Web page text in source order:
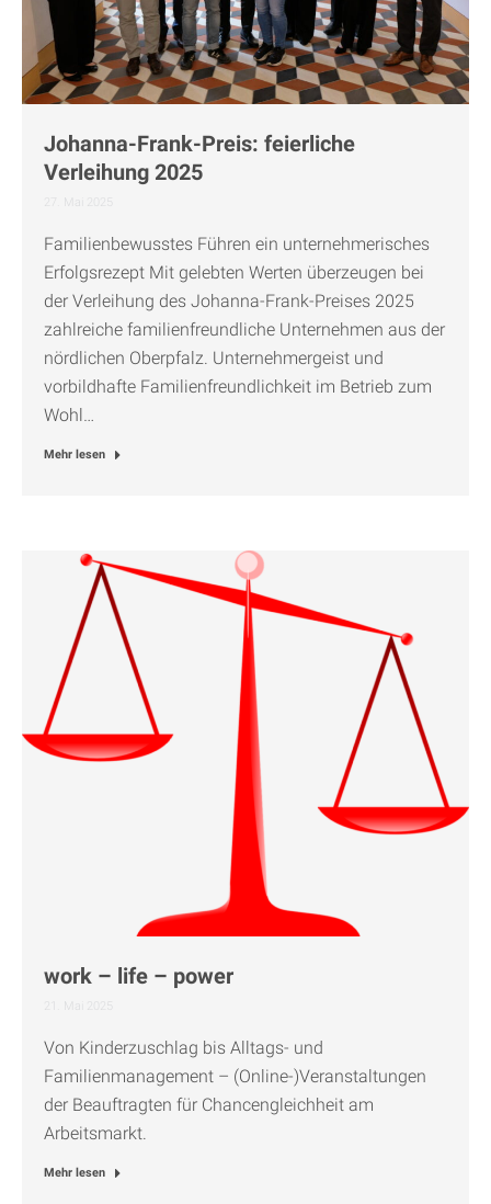
Johanna-Frank-Preis: feierliche
Verleihung 2025
27. Mai 2025
Familienbewusstes Führen ein unternehmerisches
Erfolgsrezept Mit gelebten Werten überzeugen bei
der Verleihung des Johanna-Frank-Preises 2025
zahlreiche familienfreundliche Unternehmen aus der
nördlichen Oberpfalz. Unternehmergeist und
vorbildhafte Familienfreundlichkeit im Betrieb zum
Wohl…
Mehr lesen
work – life – power
21. Mai 2025
Von Kinderzuschlag bis Alltags- und
Familienmanagement – (Online-)Veranstaltungen
der Beauftragten für Chancengleichheit am
Arbeitsmarkt.
Mehr lesen